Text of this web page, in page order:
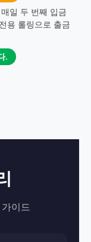
일 두 번째 입금
용 롤링으로 출금
.
이드